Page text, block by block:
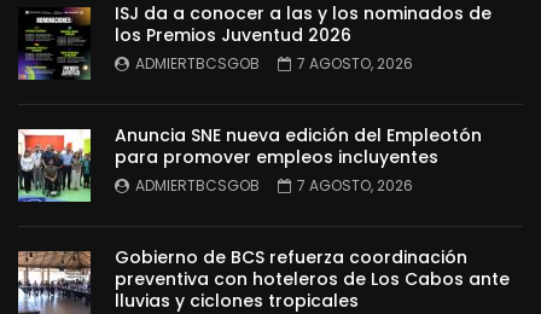
ISJ da a conocer a las y los nominados de
los Premios Juventud 2026
ADMIERTBCSGOB 7 AGOSTO, 2026
Anuncia SNE nueva edición del Empleotón
para promover empleos incluyentes
ADMIERTBCSGOB 7 AGOSTO, 2026
Gobierno de BCS refuerza coordinación
preventiva con hoteleros de Los Cabos ante
lluvias y ciclones tropicales